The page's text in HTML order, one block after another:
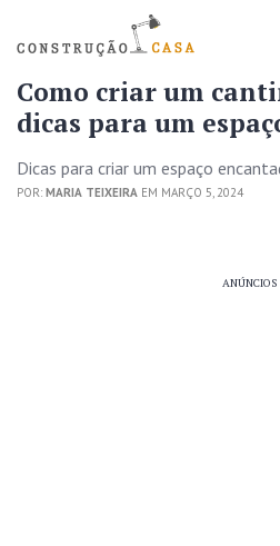
Como criar um
dicas para um
Dicas para criar um espaço
POR: MARIA TEIXEIRA EM MARÇO 5, 2024
ANÚNCIOS